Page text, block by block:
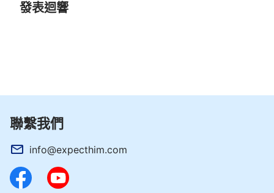
發表迴響
聯繫我們
info@expecthim.com